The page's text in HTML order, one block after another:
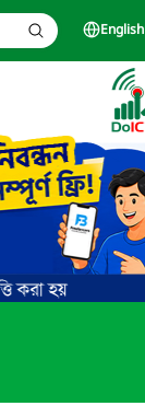
English